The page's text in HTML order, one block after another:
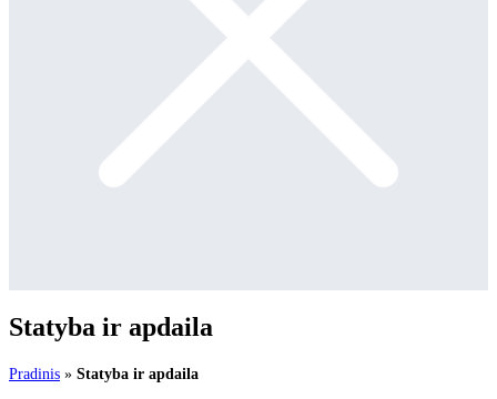
Statyba ir apdaila
Pradinis » Statyba ir apdaila